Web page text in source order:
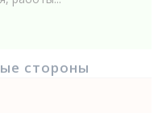
стороны